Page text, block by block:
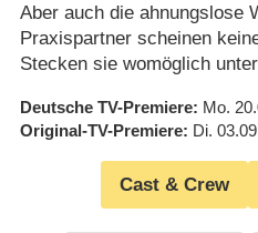
Aber auch die ahnungslose
Praxispartner scheinen
Stecken sie womöglich
Deutsche TV-Premiere Mo.
Original-TV-Premiere Di.
Cast & Crew